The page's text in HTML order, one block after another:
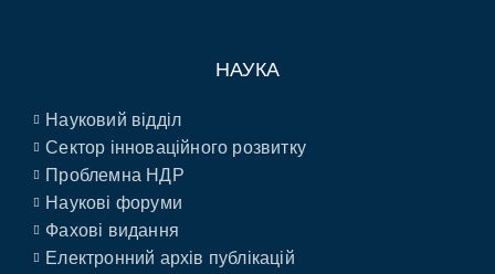
НАУКА
Науковий відділ
Сектор інноваційного розвитку
Проблемна НДР
Наукові форуми
Фахові видання
Електронний архів публікацій